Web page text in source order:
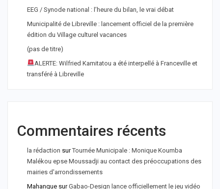
EEG / Synode national : l’heure du bilan, le vrai débat
Municipalité de Libreville : lancement officiel de la première
édition du Village culturel vacances
(pas de titre)
ALERTE: Wilfried Kamitatou a été interpellé à Franceville et
transféré à Libreville
Commentaires récents
la rédaction surTournée Municipale : Monique Koumba
Malékou epse Moussadji au contact des préoccupations des
mairies d'arrondissements
Mahangue surGabao-Design lance officiellement le jeu vidéo